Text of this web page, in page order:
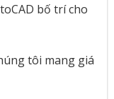
bố trí cho
tôi mang giá